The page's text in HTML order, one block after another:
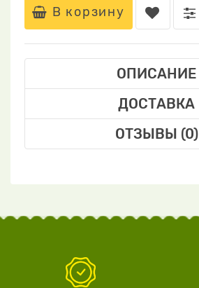
В корзину
ОПИСАНИЕ
ДОСТАВКА
ОТЗЫВЫ (0)